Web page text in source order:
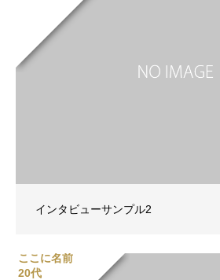
インタビューサンプル2
ここに名前
20代